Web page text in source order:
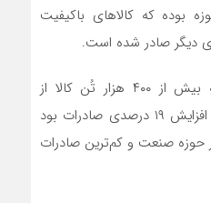
بوده که کالاهای باکیفیت
دیگر صادر شده است.
وی یادآور شد: سال گذشته بیش از ۴۰۰ هزار تُن کالا از
لرستان صادر شده که گویای افزایش ۱۹ درصدی صادرات بود
حوزه صنعت و کم‌ترین صادرات